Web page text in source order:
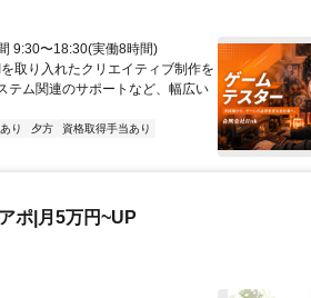
9:30〜18:30(実働8時間)
取り入れたクリエイティブ制作を
テム関連のサポートなど、幅広い
り 夕方
資格取得手当あり
ポ|月5万円~UP